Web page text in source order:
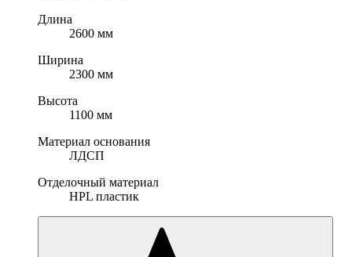
Длина
2600 мм
Ширина
2300 мм
Высота
1100 мм
Материал основания
ЛДСП
Отделочный материал
HPL пластик